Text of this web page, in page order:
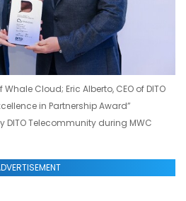
Whale Cloud; Eric Alberto, CEO of DITO
in Partnership Award”
DITO Telecommunity during MWC